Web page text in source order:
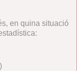
en quina situació